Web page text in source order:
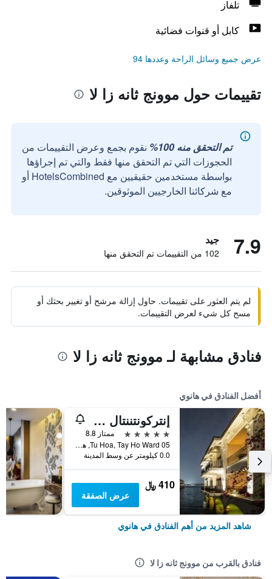
تلفاز
كابل أو قنوات فضائية
عرض جميع وسائل الراحة وعددها 94
تقييمات حول موونج ثانه زا لا
تم التحقق منه 100%
نقوم بجمع وعرض التقييمات من
الحجوزات التي تم التحقق منها فقط والتي تم إجراؤها
بواسطة مستخدمين حقيقيين مع HotelsCombined أو
مع شركائنا الخارجيين الموثوقين.
7.9 جيد
102 من التقييمات تم التحقق منها
لم يتم العثور على تقييمات. حاول إزالة مرشح أو تغيير بحثك أو
مسح كل شيء لعرض التقييمات.
فنادق مشابهة لـ موونج ثانه زا لا
أفضل الفنادق في هانوي
إنتركونتننتال هانوي يستليك
5 نجوم
ممتاز 8.8
05 Tu Hoa, Tay Ho Ward, هانوي, فيتنام
0.0 كيلومتر عن وسط المدينة
410 ﷼
عرض الصفقة
شاهد المزيد من أهم الفنادق في هانوي
فنادق بالقرب من موونج ثانه زا لا